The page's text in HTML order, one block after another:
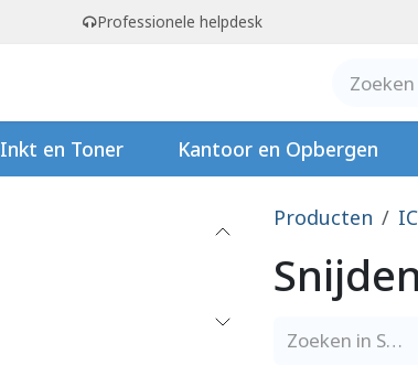
Professionele helpdesk
Inkt en Toner Kantoor en Opbergen
Producten